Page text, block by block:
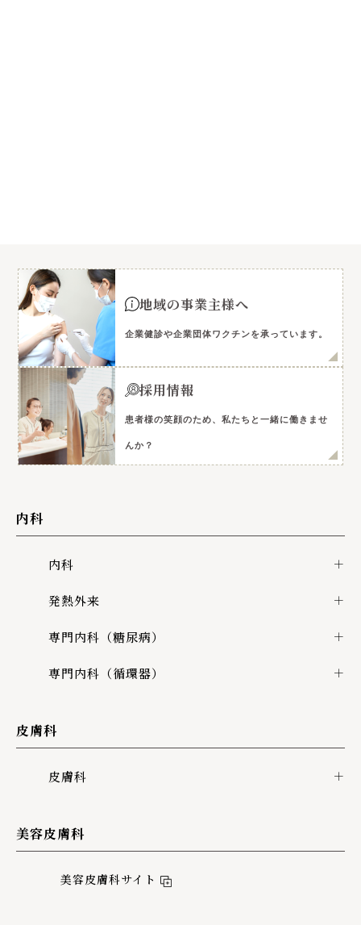
地域の事業主様へ
企業健診や企業団体ワクチンを承っています。
採用情報
患者様の笑顔のため、私たちと一緒に働きませ
んか？
内科
内科
発熱外来
専門内科（糖尿病）
専門内科（循環器）
皮膚科
皮膚科
美容皮膚科
美容皮膚科サイト